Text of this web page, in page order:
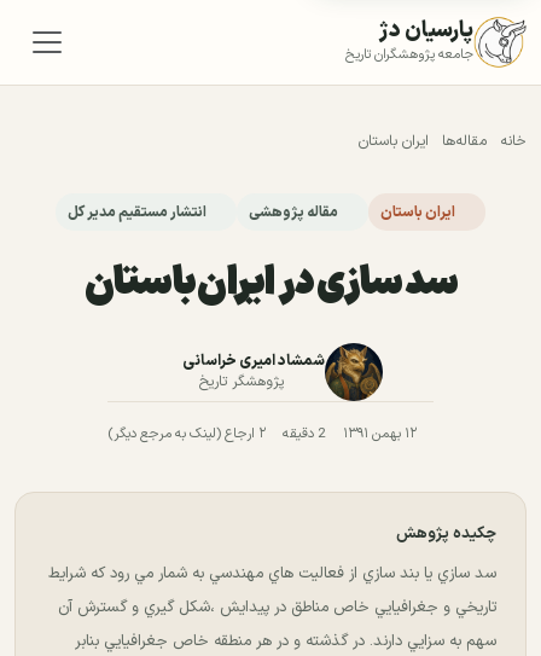
پارسیان دژ
جامعه پژوهشگران تاریخ
خانه مقاله‌ها ایران باستان
ایران باستان مقاله پژوهشی انتشار مستقیم مدیر کل
سد سازی در ایران باستان
شمشاد امیری خراسانی
پژوهشگر تاریخ
۱۲ بهمن ۱۳۹۱ 2 دقیقه ۲ ارجاع (لینک به مرجع دیگر)
چکیده پژوهش
سد سازي يا بند سازي از فعاليت هاي مهندسي به شمار مي رود كه شرايط
تاريخي و جغرافيايي خاص مناطق در پيدايش ،‌شكل گيري و گسترش آن
سهم به سزايي دارند. در گذشته و در هر منطقه خاص جغرافيايي بنابر